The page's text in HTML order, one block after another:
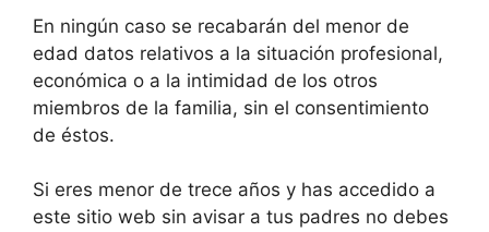
En ningún caso se recabarán del menor de
edad datos relativos a la situación profesional,
económica o a la intimidad de los otros
miembros de la familia, sin el consentimiento
de éstos.
Si eres menor de trece años y has accedido a
este sitio web sin avisar a tus padres no debes